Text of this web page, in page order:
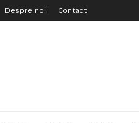
Despre noi Contact